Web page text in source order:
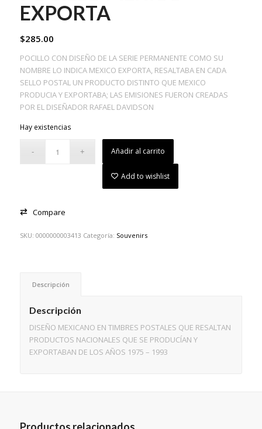
EXPORTA
$285.00
POCILLO CON DISEÑO DE LA SERIE PERMANENTE COMO SU
NOMBRE LO INDICA MEXICO EXPORTA, RESALTABA EN CADA
SELLO POSTAL UN PRODUCTO DISTINTO QUE MEXICO
PRODUCIA Y EXPORTABA; LAS EMISIONES FUERON CREADAS
POR EL DISEÑADOR RAFAEL DAVIDSON
Hay existencias
Añadir al carrito
Add to wishlist
Compare
SKU: 0000000003413 Categoría: Souvenirs
Descripción
Descripción
DISEÑO MEXICANO EN TIMBRES POSTALES QUE RESALTAN
PRODUCTOS NACIONALES QUE SE PRODUCÍAN Y
EXPORTABAN DE LOS AÑOS 1975 – 1993